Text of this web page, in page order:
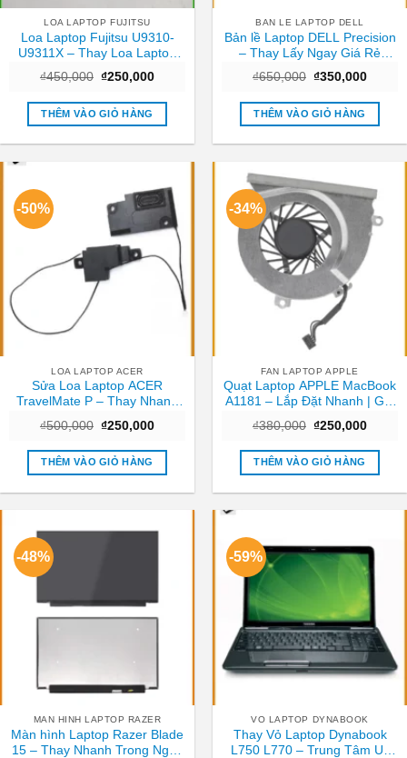
LOA LAPTOP FUJITSU
Loa Laptop Fujitsu U9310-
U9311X – Thay Loa Laptop
₫450,000 Giá
là:
₫450,000.
₫250,000Giá
tại
₫250,000.
THÊM VÀO GIỎ HÀNG
BAN LE LAPTOP DELL
Bản lề Laptop DELL Precision
– Thay Lấy Ngay Giá Rẻ
₫650,000 Giá
là:
₫650,000.
₫350,000Giá
tại
THÊM VÀO GIỎ HÀNG
-50%
LOA LAPTOP ACER
Sửa Loa Laptop ACER
TravelMate P – Thay Nhanh
Tốt
₫500,000 Giá
là:
₫500,000.
₫250,000Giá
tại
₫250,000.
THÊM VÀO GIỎ HÀNG
-34%
FAN LAPTOP APPLE
Quạt Laptop APPLE MacBook
A1181 – Lắp Đặt Nhanh | Giá
₫380,000 Giá
là:
₫380,000.
₫250,000Giá
tại
THÊM VÀO GIỎ HÀNG
-48%
MAN HINH LAPTOP RAZER
Màn hình Laptop Razer Blade
15 – Thay Nhanh Trong Ngày
-59%
VO LAPTOP DYNABOOK
Thay Vỏ Laptop Dynabook
L750 L770 – Trung Tâm Uy